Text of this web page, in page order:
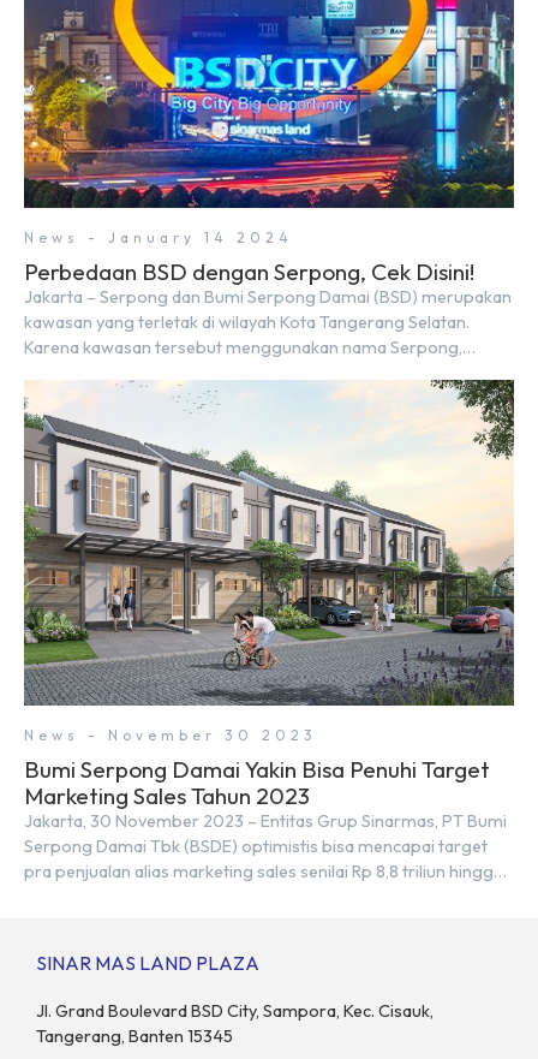
News - January 14 2024
Perbedaan BSD dengan Serpong, Cek Disini!
Jakarta – Serpong dan Bumi Serpong Damai (BSD) merupakan
kawasan yang terletak di wilayah Kota Tangerang Selatan.
Karena kawasan tersebut menggunakan nama Serpong,
merupakan tempat yang sama. Padahal anggapan tersebut
kurang tepat. Sebab Serpong dan BSD merupakan dua
kawasan yang berbeda. Berikut penjelasannya. Baca Juga: […]
News - November 30 2023
Bumi Serpong Damai Yakin Bisa Penuhi Target
Marketing Sales Tahun 2023
Jakarta, 30 November 2023 – Entitas Grup Sinarmas, PT Bumi
Serpong Damai Tbk (BSDE) optimistis bisa mencapai target
pra penjualan alias marketing sales senilai Rp 8,8 triliun hingga
target. “Kami yakin target […]
SINAR MAS LAND PLAZA
Jl. Grand Boulevard BSD City, Sampora, Kec. Cisauk,
Tangerang, Banten 15345